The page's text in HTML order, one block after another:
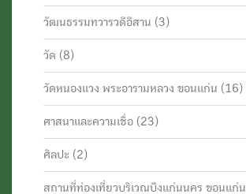
วัฒนธรรมทวารวดีอีสาน (3)
วัด (8)
วัดหนองแวง พระอารามหลวง ขอนแก่น (16)
ศาสนาและความเชื่อ (23)
ศิลปะ (2)
สถานที่ท่องเที่ยวบริเวณบึงแก่นนคร ขอนแก่น